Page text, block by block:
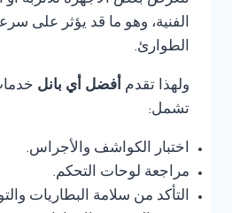
الفنية، وهو ما قد يؤثر على
الطوارئ.
ولهذا تقدم أفضل أي بانل
تشمل:
اختبار الكواشف والأجراس.
مراجعة لوحات التحكم.
التأكد من سلامة البطاريات